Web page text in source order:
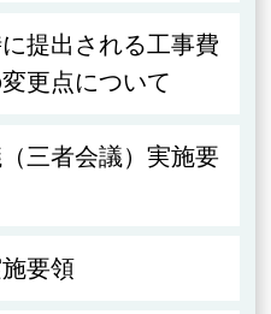
提出される工事費
更点について
三者会議）実施要
要領